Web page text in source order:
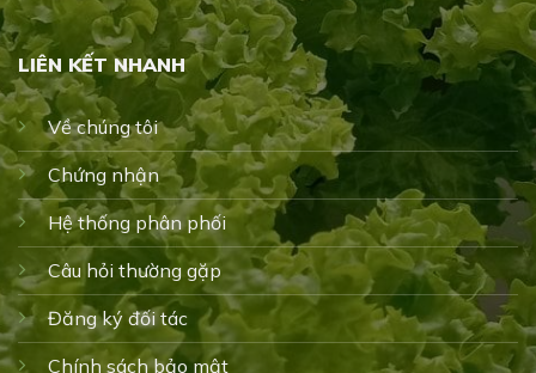
LIÊN KẾT NHANH
Về chúng tôi
Chứng nhận
Hệ thống phân phối
Câu hỏi thường gặp
Đăng ký đối tác
Chính sách bảo mật